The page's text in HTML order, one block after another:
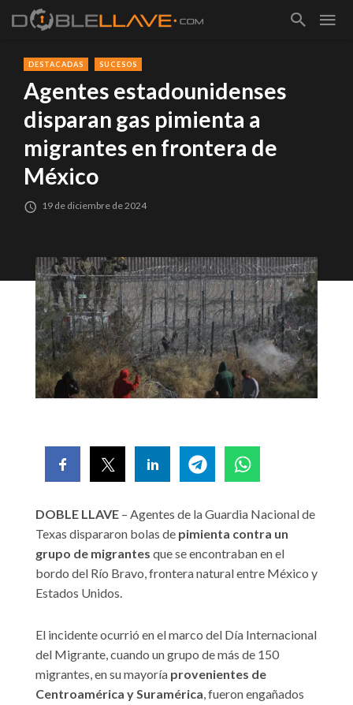
DESTACADAS SUCESOS
Agentes estadounidenses
disparan gas pimienta a
migrantes en frontera de
México
19 de diciembre de 2024
DOBLE LLAVE – Agentes de la Guardia Nacional de
Texas dispararon bolas de pimienta contra un
grupo de migrantes que se encontraban en el
bordo del Río Bravo, frontera natural entre México y
Estados Unidos.
El incidente ocurrió en el marco del Día Internacional
del Migrante, cuando un grupo de más de 150
migrantes, en su mayoría provenientes de
Centroamérica y Suramérica, fueron engañados